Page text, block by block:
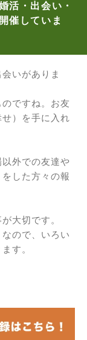
活・出会い・
催していま
いがありま
ですね。お友
）を手に入れ
外での友達や
した方々の報
大切です。
ので、いろい
す。